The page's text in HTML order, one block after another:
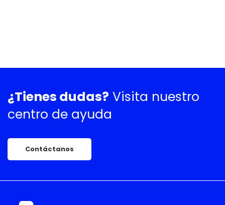
¿Tienes dudas? Visita nuestro
centro de ayuda
Contáctanos